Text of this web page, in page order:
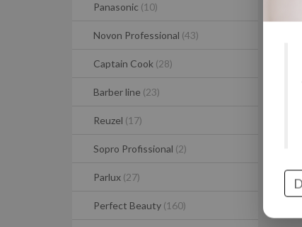
Panasonic (10)
Novon Professional (43)
Captain Cook (28)
Barber line (23)
Reuzel (17)
Sopro Profissional (2)
Parlux (27)
Perfect Beauty (160)